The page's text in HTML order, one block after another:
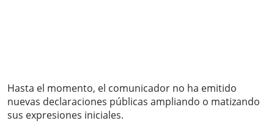
Hasta el momento, el comunicador no ha emitido
nuevas declaraciones públicas ampliando o matizando
sus expresiones iniciales.